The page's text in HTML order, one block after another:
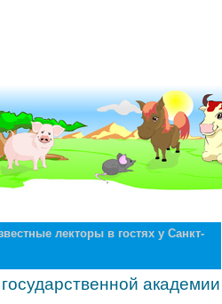
лекторы в гостях у Санкт-
академии